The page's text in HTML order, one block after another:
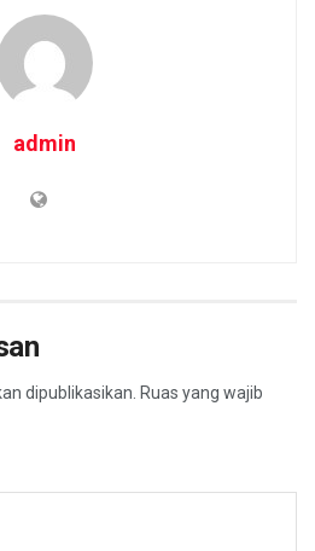
admin
dipublikasikan. Ruas yang wajib